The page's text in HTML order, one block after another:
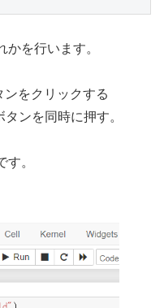
を行います。
をクリックする
ンを同時に押す。
。